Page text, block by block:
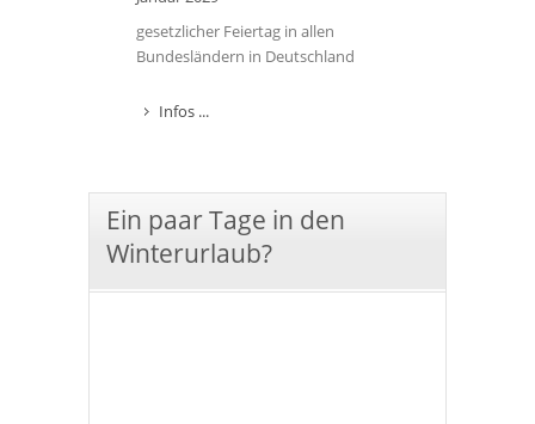
gesetzlicher Feiertag in allen
Bundesländern in Deutschland
Infos ...
Ein paar Tage in den
Winterurlaub?